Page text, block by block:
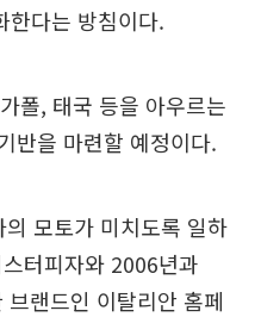
한다는 방침이다.
폴, 태국 등을 아우르는
반을 마련할 예정이다.
모토가 미치도록 일하
터피자와 2006년과
랜드인 이탈리안 홈페